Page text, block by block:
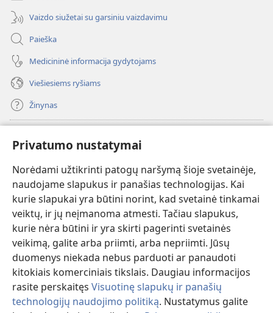
Privatumo nustatymai
Norėdami užtikrinti patogų naršymą šioje svetainėje,
naudojame slapukus ir panašias technologijas. Kai
kurie slapukai yra būtini norint, kad svetainė tinkamai
veiktų, ir jų neįmanoma atmesti. Tačiau slapukus,
kurie nėra būtini ir yra skirti pagerinti svetainės
veikimą, galite arba priimti, arba nepriimti. Jūsų
duomenys niekada nebus parduoti ar panaudoti
kitokiais komerciniais tikslais. Daugiau informacijos
rasite perskaitęs Visuotinę slapukų ir panašių
technologijų naudojimo politiką. Nustatymus galite
Vaizdo siužetai su garsiniu vaizdavimu
Paieška
Medicininė informacija gydytojams
Viešiesiems ryšiams
Žinynas
(atsiveria
naujas
langas)Sargybos bokšto INTERNETINĖ BIBLIOTEKA
(atsiveria
naujas
langas)JW Hub ®
(atsiveria
naujas
langas)JW Library
Watchtower Library